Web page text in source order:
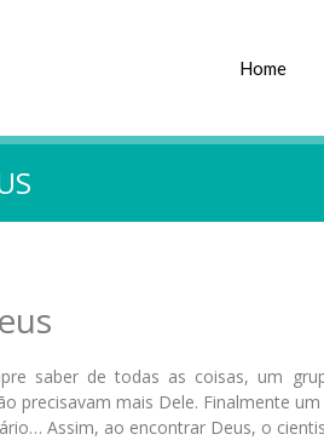
Home
saber de todas as coisas, um
precisavam mais Dele. Finalmente
Assim, ao encontrar Deus, o